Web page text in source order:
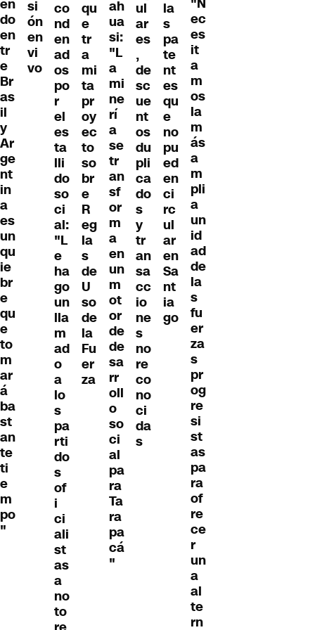
en
do
en
tr
e
Br
as
il
y
Ar
ge
nt
in
a
es
un
qu
ie
br
e
qu
e
to
m
ar
á
ba
st
an
te
ti
e
m
po
"
si
ón
en
vi
vo
co
nd
en
ad
os
po
r
el
es
ta
lli
do
so
ci
al:
"L
e
ha
go
un
lla
m
ad
o
a
lo
s
pa
rti
do
s
of
i
ci
ali
st
as
a
no
to
qu
e
tr
a
mi
ta
pr
oy
ec
to
so
br
e
R
eg
la
s
de
U
so
de
la
Fu
er
za
ah
ua
si:
"L
a
mi
ne
rí
a
se
tr
an
sf
or
m
a
en
un
m
ot
or
de
de
sa
rr
oll
o
so
ci
al
pa
ra
Ta
ra
pa
cá
"
ul
ar
es
,
de
sc
ue
nt
os
du
pli
ca
do
s
y
tr
an
sa
cc
io
ne
s
no
re
co
no
ci
da
s
la
s
pa
te
nt
es
qu
e
no
pu
ed
en
ci
rc
ul
ar
en
Sa
nt
ia
go
ec
es
it
a
m
os
la
m
ás
a
m
pli
a
un
id
ad
de
la
s
fu
er
za
s
pr
og
re
si
st
as
pa
ra
of
re
ce
r
un
a
al
te
rn